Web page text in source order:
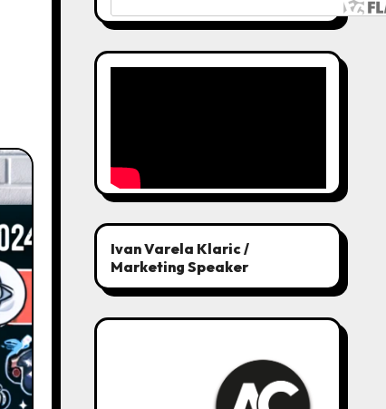
Ivan Varela Klaric /
Marketing Speaker